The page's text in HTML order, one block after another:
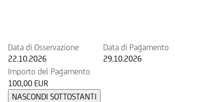
Data di Osservazione
22.10.2026
Data di Pagamento
29.10.2026
Importo del Pagamento
100,00 EUR
NASCONDI SOTTOSTANTI